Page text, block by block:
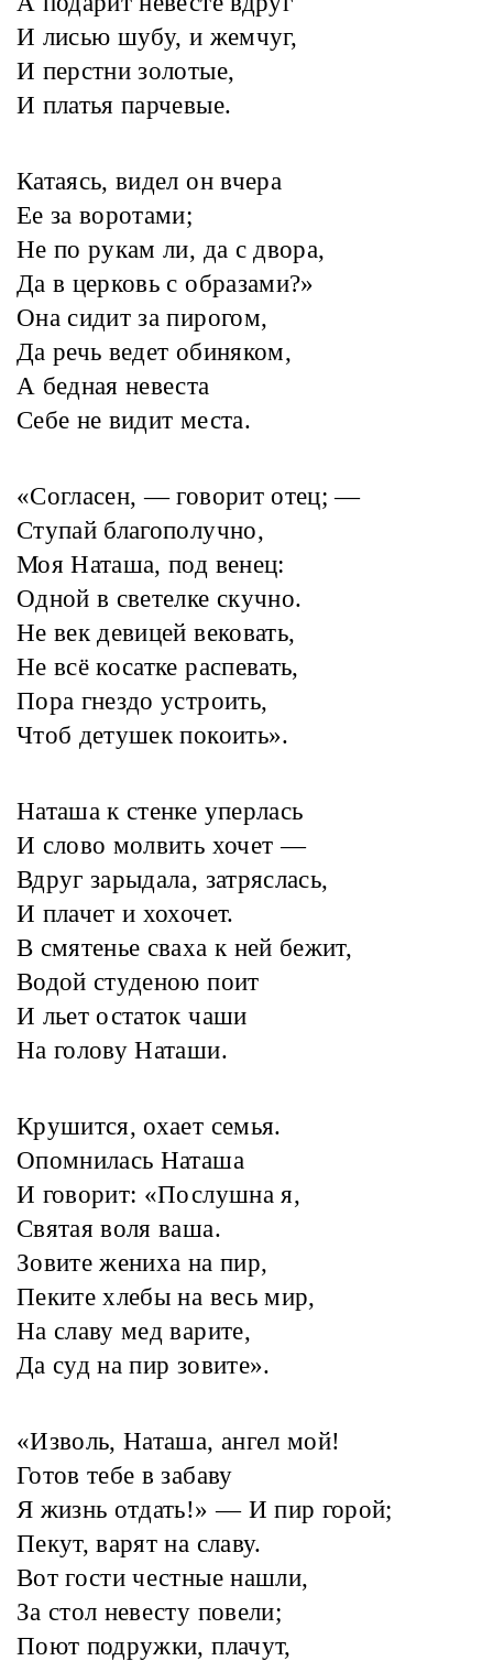
И лисью шубу, и жемчуг,
И перстни золотые,
И платья парчевые.
Катаясь, видел он вчера
Ее за воротами;
Не по рукам ли, да с двора,
Да в церковь с образами?»
Она сидит за пирогом,
Да речь ведет обиняком,
А бедная невеста
Себе не видит места.
«Согласен, — говорит отец; —
Ступай благополучно,
Моя Наташа, под венец:
Одной в светелке скучно.
Не век девицей вековать,
Не всё косатке распевать,
Пора гнездо устроить,
Чтоб детушек покоить».
Наташа к стенке уперлась
И слово молвить хочет —
Вдруг зарыдала, затряслась,
И плачет и хохочет.
В смятенье сваха к ней бежит,
Водой студеною поит
И льет остаток чаши
На голову Наташи.
Крушится, охает семья.
Опомнилась Наташа
И говорит: «Послушна я,
Святая воля ваша.
Зовите жениха на пир,
Пеките хлебы на весь мир,
На славу мед варите,
Да суд на пир зовите».
«Изволь, Наташа, ангел мой!
Готов тебе в забаву
Я жизнь отдать!» — И пир горой;
Пекут, варят на славу.
Вот гости честные нашли,
За стол невесту повели;
Поют подружки, плачут,